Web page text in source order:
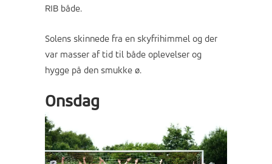
RIB både.
Solens skinnede fra en skyfrihimmel og der
var masser af tid til både oplevelser og
hygge på den smukke ø.
Onsdag